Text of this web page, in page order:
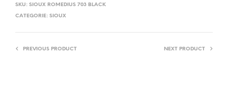
SKU: SIOUX ROMEDIUS 703 BLACK
CATEGORIE: SIOUX
PREVIOUS PRODUCT NEXT PRODUCT